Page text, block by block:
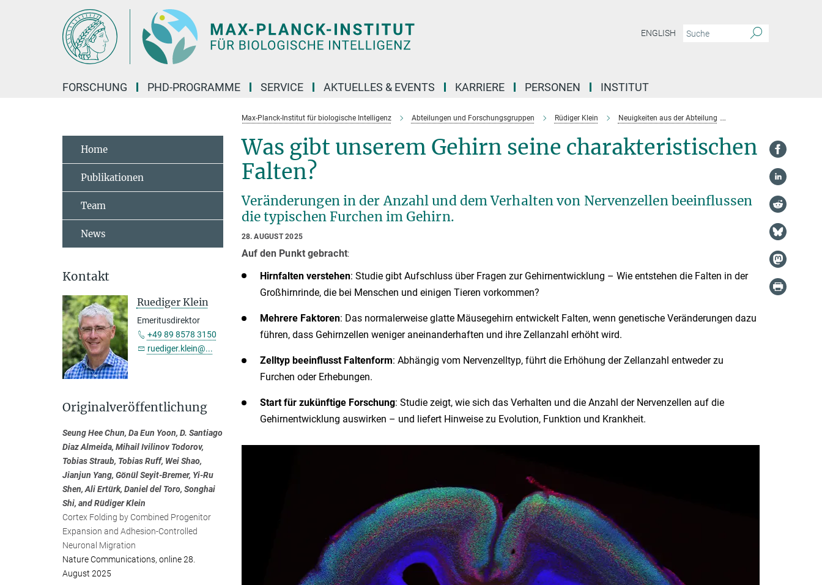
ENGLISH
FORSCHUNG PHD-PROGRAMME SERVICE AKTUELLES & EVENTS KARRIERE PERSONEN INSTITUT
Max-Planck-Institut für biologische Intelligenz Abteilungen und Forschungsgruppen Rüdiger Klein Neuigkeiten aus der Abteilung
Was gibt unserem Gehirn seine charakteristischen
Falten?
Veränderungen in der Anzahl und dem Verhalten von Nervenzellen beeinflussen
die typischen Furchen im Gehirn.
28. AUGUST 2025
Auf den Punkt gebracht:
Hirnfalten verstehen: Studie gibt Aufschluss über Fragen zur Gehirnentwicklung – Wie entstehen die Falten in der
Großhirnrinde, die bei Menschen und einigen Tieren vorkommen?
Mehrere Faktoren: Das normalerweise glatte Mäusegehirn entwickelt Falten, wenn genetische Veränderungen dazu
führen, dass Gehirnzellen weniger aneinanderhaften und ihre Zellanzahl erhöht wird.
Zelltyp beeinflusst Faltenform: Abhängig vom Nervenzelltyp, führt die Erhöhung der Zellanzahl entweder zu
Furchen oder Erhebungen.
Start für zukünftige Forschung: Studie zeigt, wie sich das Verhalten und die Anzahl der Nervenzellen auf die
Gehirnentwicklung auswirken – und liefert Hinweise zu Evolution, Funktion und Krankheit.
Home
Publikationen
Team
News
Kontakt
Ruediger Klein
Emeritusdirektor
+49 89 8578 3150
ruediger.klein@...
Originalveröffentlichung
Seung Hee Chun, Da Eun Yoon, D. Santiago
Diaz Almeida, Mihail Ivilinov Todorov,
Tobias Straub, Tobias Ruff, Wei Shao,
Jianjun Yang, Gönül Seyit-Bremer, Yi-Ru
Shen, Ali Ertürk, Daniel del Toro, Songhai
Shi, and Rüdiger Klein
Cortex Folding by Combined Progenitor
Expansion and Adhesion-Controlled
Neuronal Migration
Nature Communications, online 28.
August 2025